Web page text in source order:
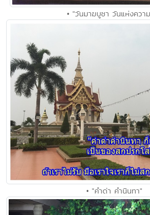
• "วันมาฆบูชา วันแห่งควา
• "คำด่า คำนินทา"